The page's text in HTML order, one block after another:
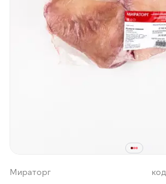
Мираторг